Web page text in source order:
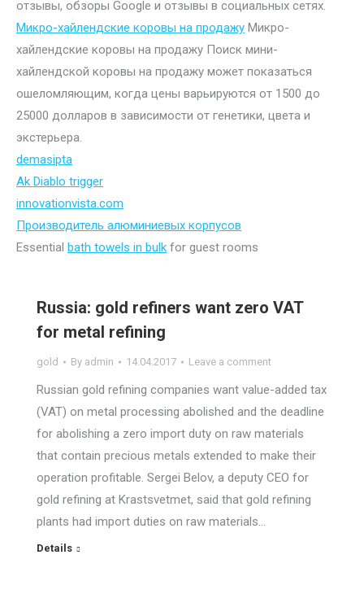
отзывы, обзоры Google и отзывы в социальных сетях.
Микро-хайлендские коровы на продажу Микро-
хайлендские коровы на продажу Поиск мини-
хайлендской коровы на продажу может показаться
ошеломляющим, когда цены варьируются от 1500 до
25000 долларов в зависимости от генетики, цвета и
экстерьера.
demasipta
Ak Diablo trigger
innovationvista.com
Производитель алюминиевых корпусов
Essential bath towels in bulk for guest rooms
Russia: gold refiners want zero VAT
for metal refining
gold By admin 14.04.2017 Leave a comment
Russian gold refining companies want value-added tax
(VAT) on metal processing abolished and the deadline
for abolishing a zero import duty on raw materials
that contain precious metals extended to make their
operation profitable. Sergei Belov, a deputy CEO for
gold refining at Krastsvetmet, said that gold refining
plants had import duties on raw materials…
Details